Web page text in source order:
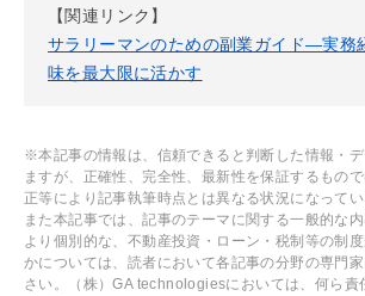
【関連リンク】
サラリーマンのための副業ガイド—実務
味を最大限に活かす
※本記事の情報は、信頼できると判断した情報・デ
ますが、正確性、完全性、最新性を保証するもの
正等により記事執筆時点とは異なる状況になってい
また本記事では、記事のテーマに関する一般的な内
より個別的な、不動産投資・ローン・税制等の制
かについては、読者において各記事の分野の専門
さい。（株）GA technologiesにおいては、何ら責